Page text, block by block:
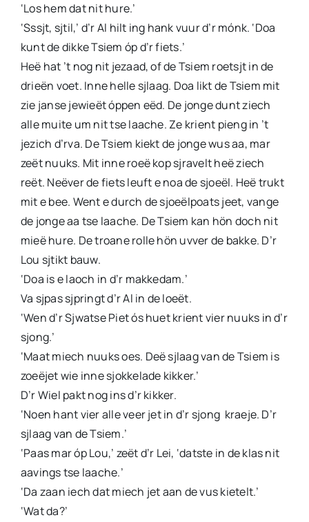
‘Los hem dat nit hure.’
‘Sssjt, sjtil,’ d’r Al hilt ing hank vuur d’r mónk. ‘Doa
kunt de dikke Tsiem óp d’r fiets.’
Heë hat ’t nog nit jezaad, of de Tsiem roetsjt in de
drieën voet. Inne helle sjlaag. Doa likt de Tsiem mit
zie janse jewieët óppen eëd. De jonge dunt ziech
alle muite um nit tse laache. Ze krient pieng in ’t
jezich d’rva. De Tsiem kiekt de jonge wus aa, mar
zeët nuuks. Mit inne roeë kop sjravelt heë ziech
reët. Neëver de fiets leuft e noa de sjoeël. Heë trukt
mit e bee. Went e durch de sjoeëlpoats jeet, vange
de jonge aa tse laache. De Tsiem kan hön doch nit
mieë hure. De troane rolle hön uvver de bakke. D’r
Lou sjtikt bauw.
‘Doa is e laoch in d’r makkedam.’
Va sjpas sjpringt d’r Al in de loeët.
‘Wen d’r Sjwatse Piet ós huet krient vier nuuks in d’r
sjong.’
‘Maat miech nuuks oes. Deë sjlaag van de Tsiem is
zoeëjet wie inne sjokkelade kikker.’
D’r Wiel pakt nog ins d’r kikker.
‘Noen hant vier alle veer jet in d’r sjong kraeje. D’r
sjlaag van de Tsiem.’
‘Paas mar óp Lou,’ zeët d’r Lei, ‘datste in de klas nit
aavings tse laache.’
‘Da zaan iech dat miech jet aan de vus kietelt.’
‘Wat da?’